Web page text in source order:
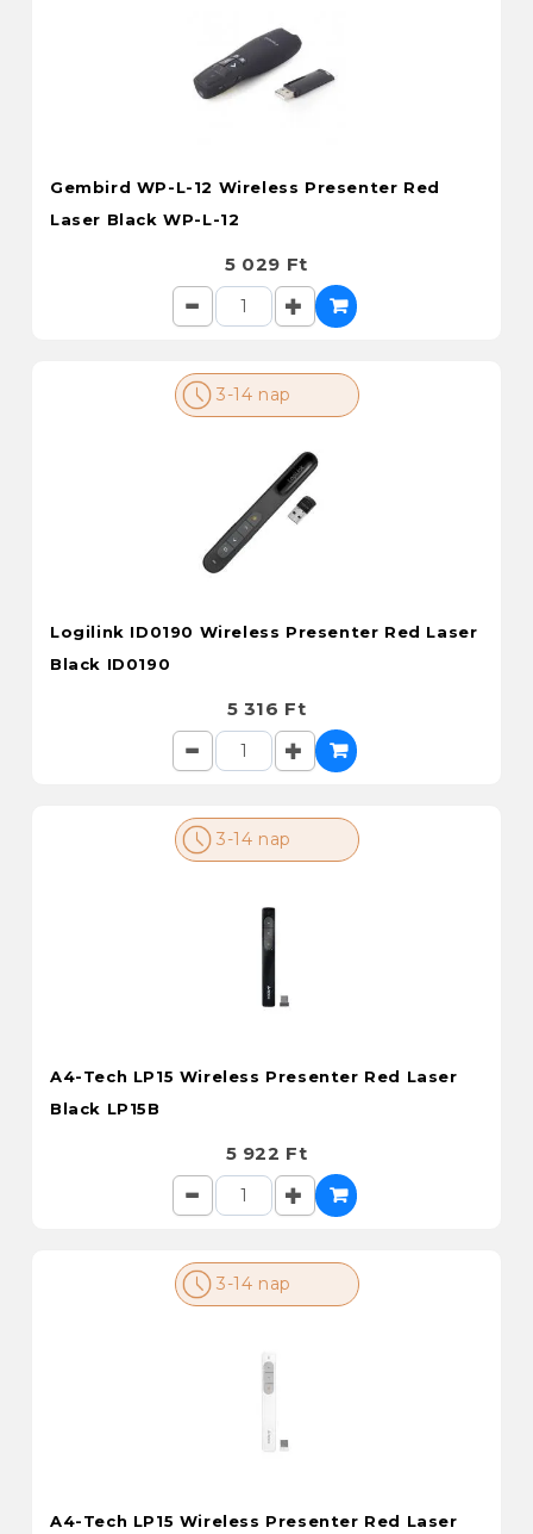
Gembird WP-L-12 Wireless Presenter Red
Laser Black WP-L-12
5 029 Ft
3-14 nap
Logilink ID0190 Wireless Presenter Red Laser
Black ID0190
5 316 Ft
3-14 nap
A4-Tech LP15 Wireless Presenter Red Laser
Black LP15B
5 922 Ft
3-14 nap
A4-Tech LP15 Wireless Presenter Red Laser